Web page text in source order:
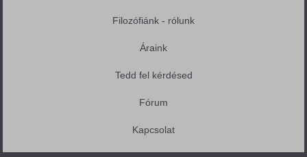
Filozófiánk - rólunk
Áraink
Tedd fel kérdésed
Fórum
Kapcsolat